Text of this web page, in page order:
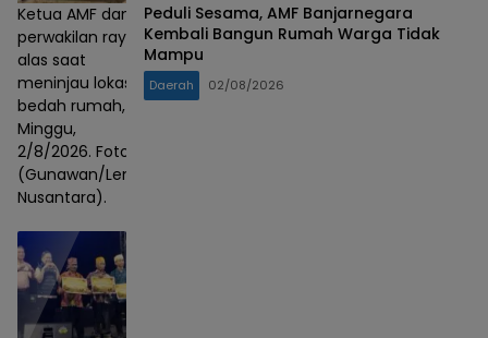
Ketua AMF dan
perwakilan rayap
alas saat
meninjau lokasi
bedah rumah,
Minggu,
2/8/2026. Foto :
(Gunawan/Lensa
Nusantara).
Peduli Sesama, AMF Banjarnegara
Kembali Bangun Rumah Warga Tidak
Mampu
Daerah 02/08/2026